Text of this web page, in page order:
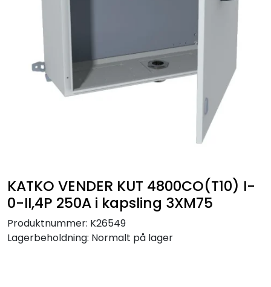
KATKO VENDER KUT 4800CO(T10) I-
0-II,4P 250A i kapsling 3XM75
Produktnummer: K26549
Lagerbeholdning: Normalt på lager
Sikringer
Leverandører
Nyheter